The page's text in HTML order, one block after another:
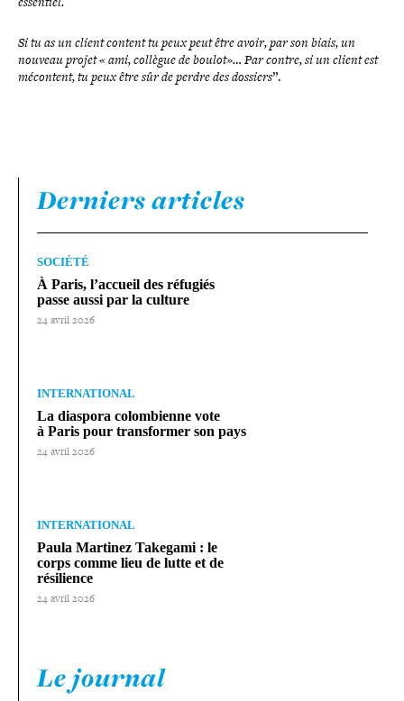
Si tu as un client content tu peux peut être avoir, par son biais, un
nouveau projet « ami, collègue de boulot»… Par contre, si un client est
mécontent, tu peux être sûr de perdre des dossiers”.
Derniers articles
SOCIÉTÉ
À Paris, l’accueil des réfugiés
passe aussi par la culture
24 avril 2026
INTERNATIONAL
La diaspora colom­bienne vote
à Paris pour trans­for­mer son pays
24 avril 2026
INTERNATIONAL
Paula Martinez Takegami : le
corps comme lieu de lutte et de
résilience
24 avril 2026
Le journal